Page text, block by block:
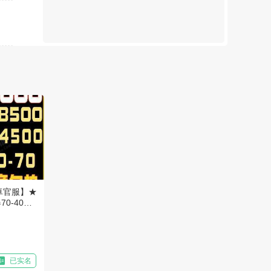
官服】★
40★
已实名